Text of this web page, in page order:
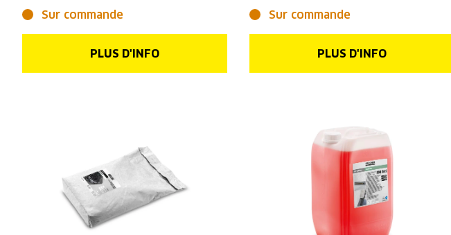
Sur commande
PLUS D'INFO
Sur commande
PLUS D'INFO